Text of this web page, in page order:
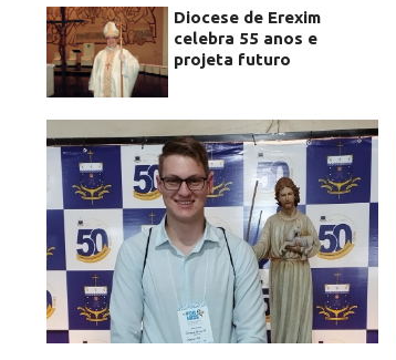
Diocese de Erexim
celebra 55 anos e
projeta futuro